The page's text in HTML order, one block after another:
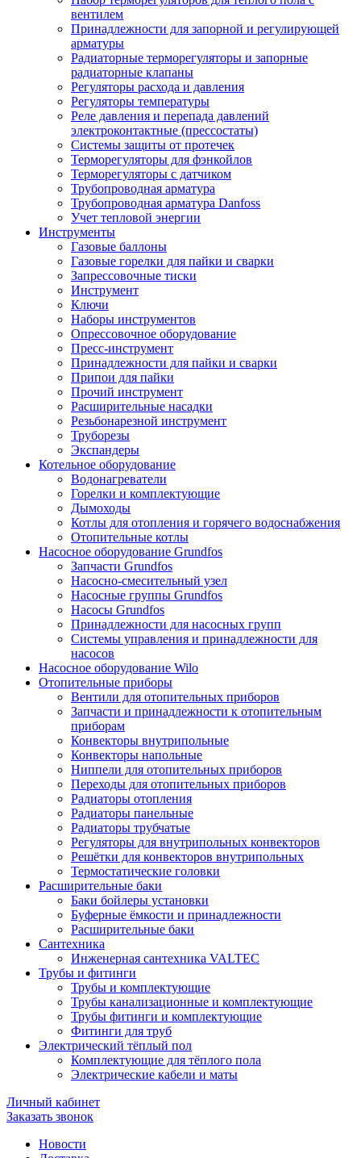
вентилем
Принадлежности для запорной и регулирующей
арматуры
Радиаторные терморегуляторы и запорные
радиаторные клапаны
Регуляторы расхода и давления
Регуляторы температуры
Реле давления и перепада давлений
электроконтактные (прессостаты)
Системы защиты от протечек
Терморегуляторы для фэнкойлов
Терморегуляторы с датчиком
Трубопроводная арматура
Трубопроводная арматура Danfoss
Учет тепловой энергии
Инструменты
Газовые баллоны
Газовые горелки для пайки и сварки
Запрессовочные тиски
Инструмент
Ключи
Наборы инструментов
Опрессовочное оборудование
Пресс-инструмент
Принадлежности для пайки и сварки
Припои для пайки
Прочий инструмент
Расширительные насадки
Резьбонарезной инструмент
Труборезы
Экспандеры
Котельное оборудование
Водонагреватели
Горелки и комплектующие
Дымоходы
Котлы для отопления и горячего водоснабжения
Отопительные котлы
Насосное оборудование Grundfos
Запчасти Grundfos
Насосно-смесительный узел
Насосные группы Grundfos
Насосы Grundfos
Принадлежности для насосных групп
Системы управления и принадлежности для
насосов
Насосное оборудование Wilo
Отопительные приборы
Вентили для отопительных приборов
Запчасти и принадлежности к отопительным
приборам
Конвекторы внутрипольные
Конвекторы напольные
Ниппели для отопительных приборов
Переходы для отопительных приборов
Радиаторы отопления
Радиаторы панельные
Радиаторы трубчатые
Регуляторы для внутрипольных конвекторов
Решётки для конвекторов внутрипольных
Термостатические головки
Расширительные баки
Баки бойлеры установки
Буферные ёмкости и принадлежности
Расширительные баки
Сантехника
Инженерная сантехника VALTEC
Трубы и фитинги
Трубы и комплектующие
Трубы канализационные и комплектующие
Трубы фитинги и комплектующие
Фитинги для труб
Электрический тёплый пол
Комплектующие для тёплого пола
Электрические кабели и маты
Личный кабинет
Заказать звонок
Новости